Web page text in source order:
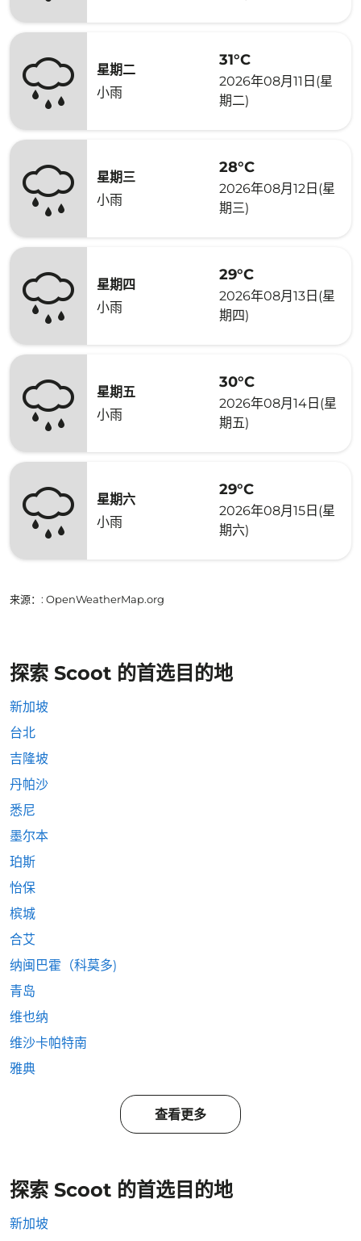
星期二
小雨
31°C
2026年08月11日(星
期二)
星期三
小雨
28°C
2026年08月12日(星
期三)
星期四
小雨
29°C
2026年08月13日(星
期四)
星期五
小雨
30°C
2026年08月14日(星
期五)
星期六
小雨
29°C
2026年08月15日(星
期六)
来源： : OpenWeatherMap.org
探索 Scoot 的首选目的地
新加坡
台北
吉隆坡
丹帕沙
悉尼
墨尔本
珀斯
怡保
槟城
合艾
纳闽巴霍（科莫多)
青岛
维也纳
维沙卡帕特南
雅典
查看更多
探索 Scoot 的首选目的地
新加坡